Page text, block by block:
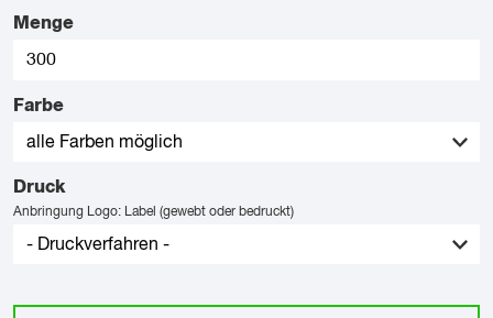
Menge
Farbe
Druck
Anbringung Logo: Label (gewebt oder bedruckt)